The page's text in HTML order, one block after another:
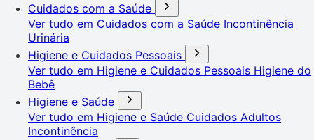
Cuidados com a Saúde
Ver tudo em Cuidados com a Saúde Incontinência
Urinária
Higiene e Cuidados Pessoais
Ver tudo em Higiene e Cuidados Pessoais Higiene do
Bebê
Higiene e Saúde
Ver tudo em Higiene e Saúde Cuidados Adultos
Incontinência